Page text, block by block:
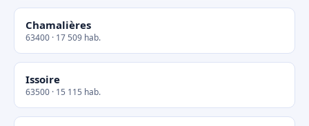
Chamalières
63400 · 17 509 hab.
Issoire
63500 · 15 115 hab.